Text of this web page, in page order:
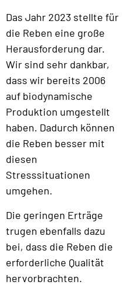
Das Jahr 2023 stellte für
die Reben eine große
Herausforderung dar.
Wir sind sehr dankbar,
dass wir bereits 2006
auf biodynamische
Produktion umgestellt
haben. Dadurch können
die Reben besser mit
diesen
Stresssituationen
umgehen.
Die geringen Erträge
trugen ebenfalls dazu
bei, dass die Reben die
erforderliche Qualität
hervorbrachten.